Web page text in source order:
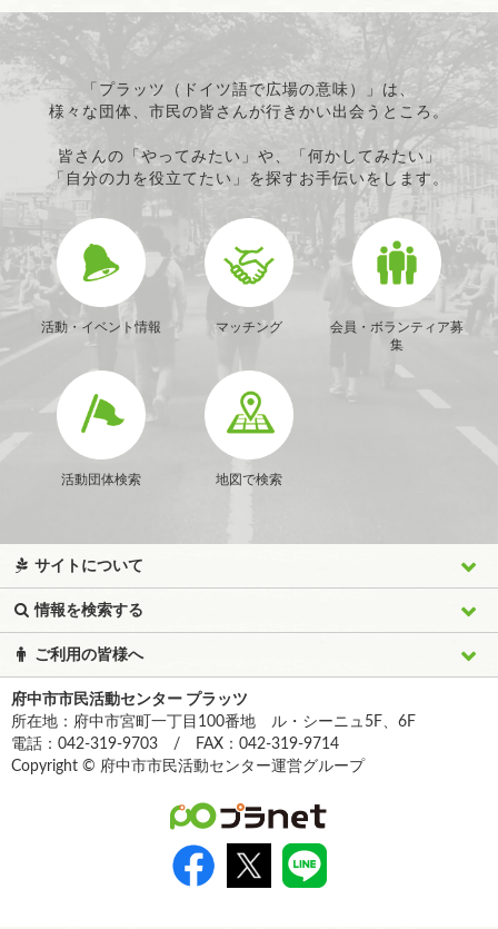
「プラッツ（ドイツ語で広場の意味）」は、
様々な団体、市民の皆さんが行きかい出会うところ。
皆さんの「やってみたい」や、「何かしてみたい」
「自分の力を役立てたい」を探すお手伝いをします。
活動・イベント情報 マッチング
会員・ボランティア募
集
活動団体検索 地図で検索
サイトについて
情報を検索する
ご利用の皆様へ
府中市市民活動センター プラッツ
所在地：府中市宮町一丁目100番地 ル・シーニュ5F、6F
電話：042-319-9703 / FAX：042-319-9714
Copyright © 府中市市民活動センター運営グループ